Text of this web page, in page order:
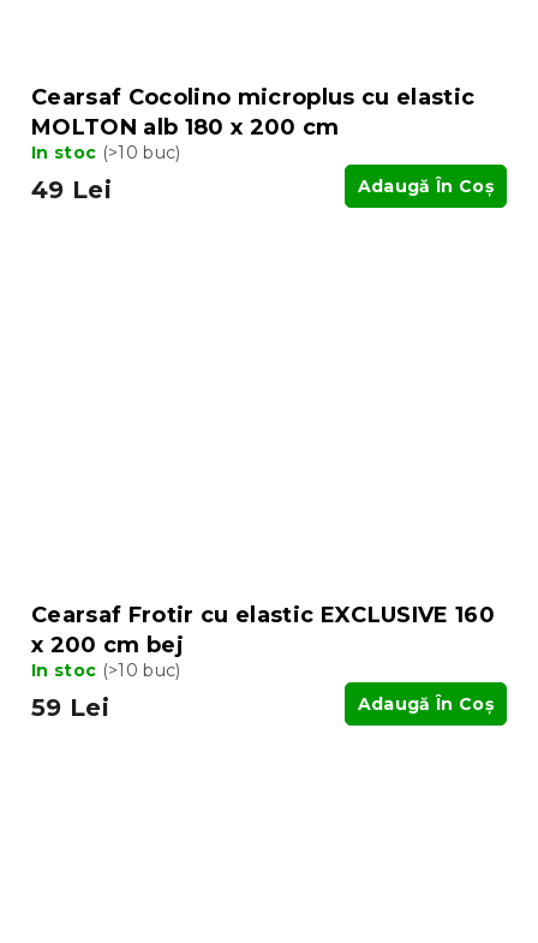
Cearsaf Cocolino microplus cu elastic
MOLTON alb 180 x 200 cm
In stoc (>10 buc)
49 Lei Adaugă În Coş
Cearsaf Frotir cu elastic EXCLUSIVE 160
x 200 cm bej
In stoc (>10 buc)
59 Lei Adaugă În Coş